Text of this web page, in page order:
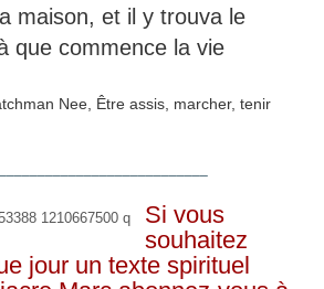
maison, et il y trouva le
que commence la vie
Nee, Être assis, marcher, tenir
Si vous
souhaitez
jour un texte spirituel